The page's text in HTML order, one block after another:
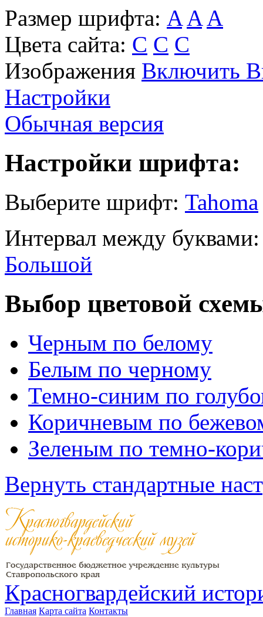
Размер шрифта: A A A
Цвета сайта: С С С
Изображения Включить
Настройки
Обычная версия
Настройки шрифта:
Выберите шрифт: Tahoma
Интервал между буквами:
Большой
Выбор цветовой
Черным по белому
Белым по черному
Темно-синим по
Коричневым по
Зеленым по темно-
Вернуть стандартные
Красногвардейский
Главная Карта сайта Контакты